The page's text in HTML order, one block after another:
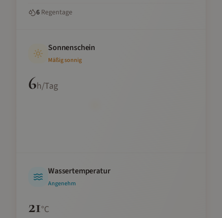
6 Regentage
Sonnenschein
Mäßig sonnig
6h/Tag
Wassertemperatur
Angenehm
21°C